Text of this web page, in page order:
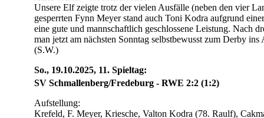
Unsere Elf zeigte trotz der vielen Ausfälle (neben den vier
gesperrten Fynn Meyer stand auch Toni Kodra aufgrund
eine gute und mannschaftlich geschlossene Leistung. Nach
man jetzt am nächsten Sonntag selbstbewusst zum Derby ins
(S.W.)
So., 19.10.2025, 11. Spieltag:
SV Schmallenberg/Fredeburg - RWE 2:2 (1:2)
Aufstellung:
Krefeld, F. Meyer, Kriesche, Valton Kodra (78. Raulf),